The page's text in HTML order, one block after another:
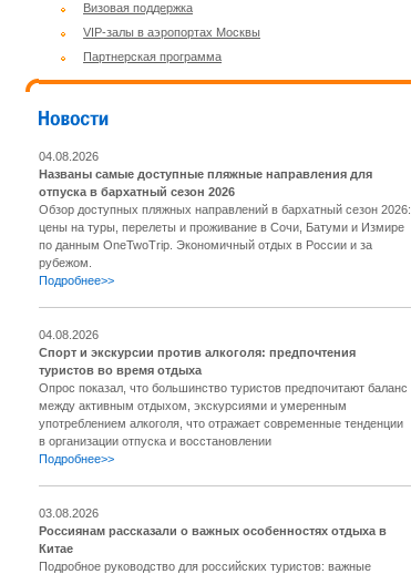
Визовая поддержка
VIP-залы в аэропортах Москвы
Партнерская программа
04.08.2026
Названы самые доступные пляжные направления для
отпуска в бархатный сезон 2026
Обзор доступных пляжных направлений в бархатный сезон 2026:
цены на туры, перелеты и проживание в Сочи, Батуми и Измире
по данным OneTwoTrip. Экономичный отдых в России и за
рубежом.
Подробнее>>
04.08.2026
Спорт и экскурсии против алкоголя: предпочтения
туристов во время отдыха
Опрос показал, что большинство туристов предпочитают баланс
между активным отдыхом, экскурсиями и умеренным
употреблением алкоголя, что отражает современные тенденции
в организации отпуска и восстановлении
Подробнее>>
03.08.2026
Россиянам рассказали о важных особенностях отдыха в
Китае
Подробное руководство для российских туристов: важные